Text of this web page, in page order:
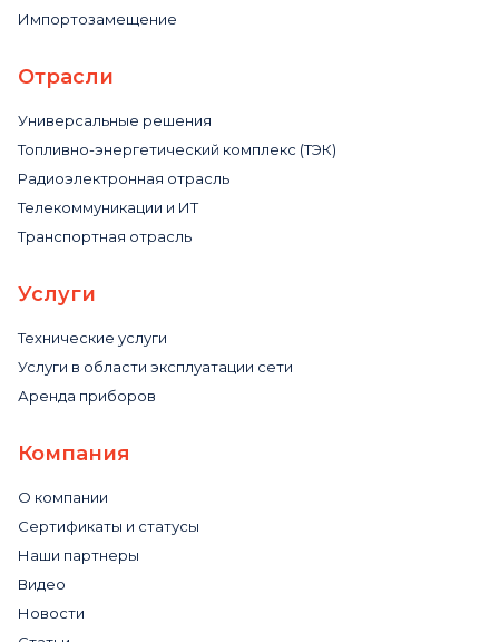
Импортозамещение
Отрасли
Универсальные решения
Топливно-энергетический комплекс (ТЭК)
Радиоэлектронная отрасль
Телекоммуникации и ИТ
Транспортная отрасль
Услуги
Технические услуги
Услуги в области эксплуатации сети
Аренда приборов
Компания
О компании
Сертификаты и статусы
Наши партнеры
Видео
Новости